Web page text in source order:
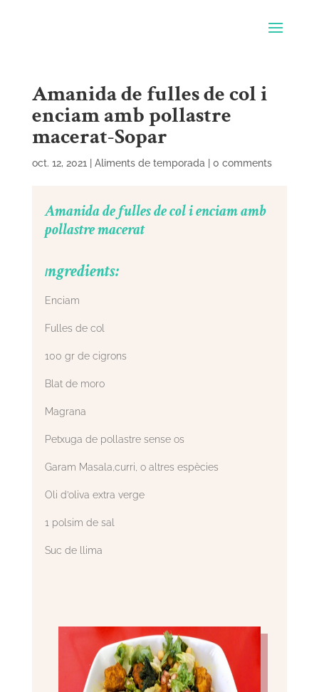
Amanida de fulles de col i
enciam amb pollastre
macerat-Sopar
oct. 12, 2021 Aliments de temporada 0 comments
Amanida de fulles de col i enciam amb
pollastre macerat
Ingredients:
Enciam
Fulles de col
100 gr de cigrons
Blat de moro
Magrana
Petxuga de pollastre sense os
Garam Masala,curri, o altres espècies
Oli d’oliva extra verge
1 polsim de sal
Suc de llima